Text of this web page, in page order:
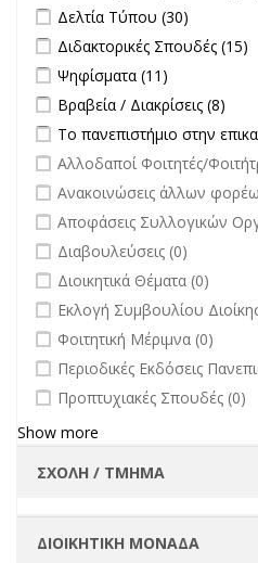
Apply Δελτία Τύπου filter
Δελτία Τύπου (30)
Apply Διδακτορικές
Διδακτορικές Σπουδές (15)
Apply Ψηφίσματα filter
Ψηφίσματα (11)
Apply Βραβεία / Διακρίσεις
Βραβεία / Διακρίσεις (8)
Apply Το πανεπιστήμιο
Το πανεπιστήμιο στην
undefined
Αλλοδαποί Φοιτητές/
undefined
Ανακοινώσεις άλλων
undefined
Αποφάσεις Συλλογικών
undefined
Διαβουλεύσεις (0)
undefined
Διοικητικά Θέματα (0)
undefined
Εκλογή Συμβουλίου
undefined
Φοιτητική Μέριμνα (0)
undefined
Περιοδικές Εκδόσεις
undefined
Προπτυχιακές Σπουδές (0)
Show more